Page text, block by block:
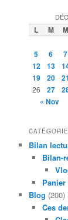
L M M
5
6 7
12
13
19
20 21
26 27
« Nov
Bilan
Bilan-
Panier
Blog (200)
Ces